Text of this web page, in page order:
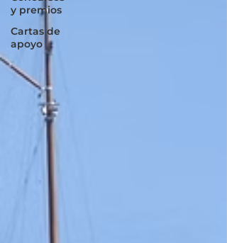
y premios
Cartas de
apoyo